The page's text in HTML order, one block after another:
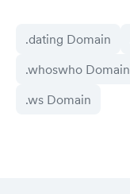
.dating Domain
.whoswho Domain
.ws Domain